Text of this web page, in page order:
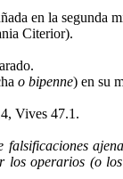
en la segunda
Citerior).
o bipenne) en su
Vives 47.1.
operarios (o